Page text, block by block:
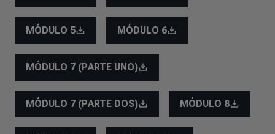
MÓDULO 5 MÓDULO 6
MÓDULO 7 (PARTE UNO)
MÓDULO 7 (PARTE DOS) MÓDULO 8